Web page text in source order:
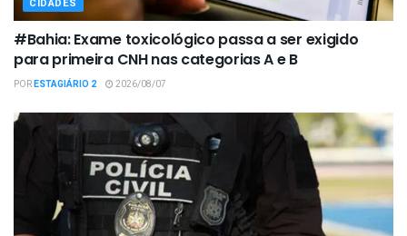
CIDADES
#Bahia: Exame toxicológico passa a ser exigido
para primeira CNH nas categorias A e B
PORESTAGIÁRIO 2 2026/08/07